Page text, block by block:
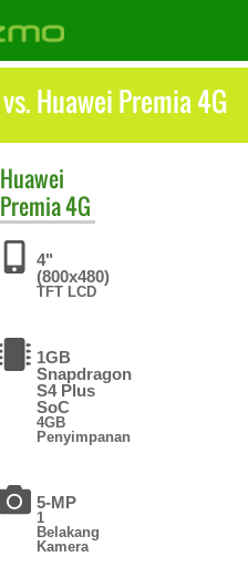
Huawei Premia 4G
Huawei
Premia 4G
4"
(800x480)
TFT LCD
1GB
Snapdragon
S4 Plus
SoC
4GB
Penyimpanan
5-MP
1
Belakang
Kamera